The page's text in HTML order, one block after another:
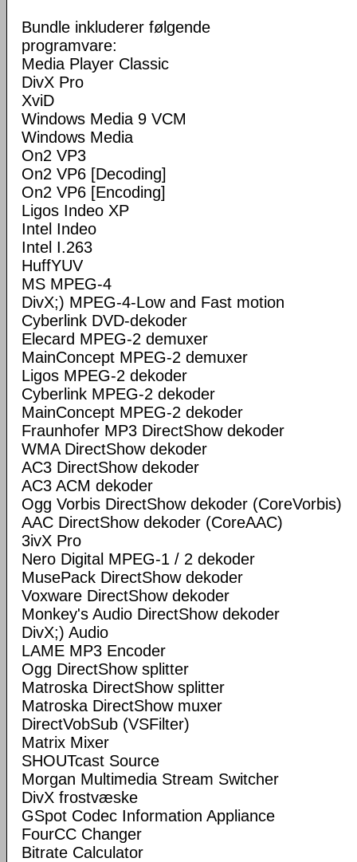
Bundle inkluderer følgende
programvare:
Media Player Classic
DivX Pro
XviD
Windows Media 9 VCM
Windows Media
On2 VP3
On2 VP6 [Decoding]
On2 VP6 [Encoding]
Ligos Indeo XP
Intel Indeo
Intel I.263
HuffYUV
MS MPEG-4
DivX;) MPEG-4-Low and Fast motion
Cyberlink DVD-dekoder
Elecard MPEG-2 demuxer
MainConcept MPEG-2 demuxer
Ligos MPEG-2 dekoder
Cyberlink MPEG-2 dekoder
MainConcept MPEG-2 dekoder
Fraunhofer MP3 DirectShow dekoder
WMA DirectShow dekoder
AC3 DirectShow dekoder
AC3 ACM dekoder
Ogg Vorbis DirectShow dekoder (CoreVorbis)
AAC DirectShow dekoder (CoreAAC)
3ivX Pro
Nero Digital MPEG-1 / 2 dekoder
MusePack DirectShow dekoder
Voxware DirectShow dekoder
Monkey's Audio DirectShow dekoder
DivX;) Audio
LAME MP3 Encoder
Ogg DirectShow splitter
Matroska DirectShow splitter
Matroska DirectShow muxer
DirectVobSub (VSFilter)
Matrix Mixer
SHOUTcast Source
Morgan Multimedia Stream Switcher
DivX frostvæske
GSpot Codec Information Appliance
FourCC Changer
Bitrate Calculator